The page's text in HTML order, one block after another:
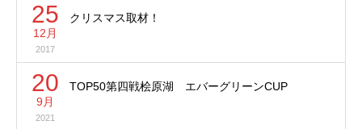
25
12月
2017
クリスマス取材！
20
9月
2021
TOP50第四戦桧原湖 エバーグリーンCUP